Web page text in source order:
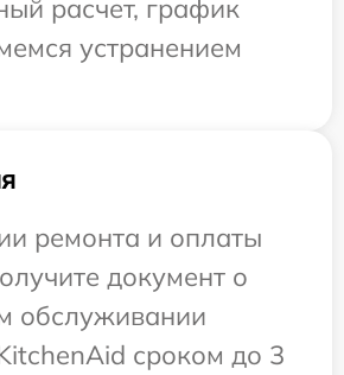
расчет, график
устранением
ремонта и оплаты
документ о
обслуживании
сроком до 3